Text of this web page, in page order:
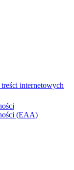
internetowych
(EAA)